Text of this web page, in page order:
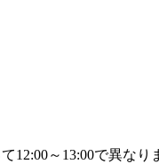
12:00～13:00で異なり